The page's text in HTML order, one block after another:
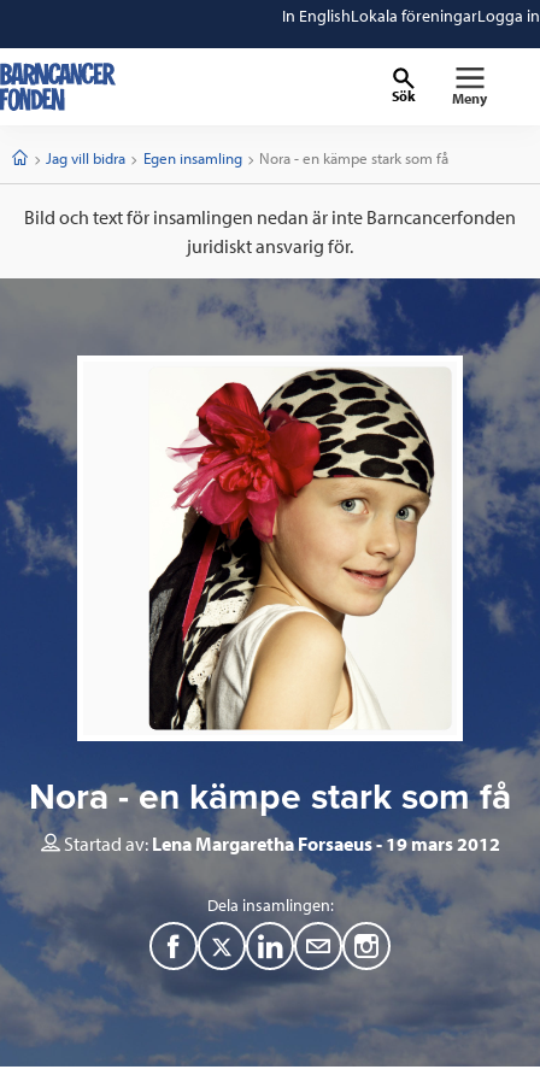
In EnglishLokala föreningarLogga in
Sök Meny
StartJag vill bidra Egen insamling Current:
Nora - en kämpe stark som få
Bild och text för insamlingen nedan är inte Barncancerfonden
juridiskt ansvarig för.
Nora - en kämpe stark som få
Startad av: Lena Margaretha Forsaeus 19 mars 2012
Dela insamlingen:
F
a
T
w
L
M